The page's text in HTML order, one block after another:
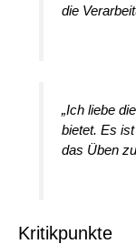
die
„Ich liebe
bietet. Es
das Üben
Kritikpunkte